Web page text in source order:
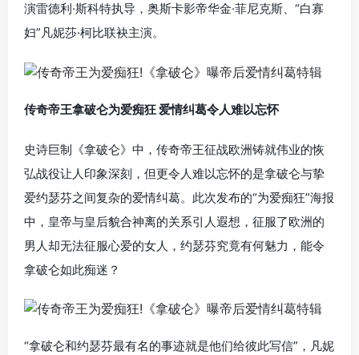
演雷德利·斯科特执导，奥斯卡影帝华金·菲尼克斯、“白寡
妇”凡妮莎·柯比联袂主演。
传奇帝王拿破仑为爱痴狂 爱情纠葛令人难以忘怀
史诗巨制《拿破仑》中，传奇帝王征战欧洲铸就伟业的恢
弘战役让人印象深刻，但更令人难以忘怀的是拿破仑与挚
爱约瑟芬之间复杂的爱情纠葛。此次发布的“为爱痴狂”海报
中，皇帝与皇后貌合神离的关系引人遐想，征服了欧洲的
男人却无法征服心爱的女人，约瑟芬究竟有何魅力，能令
拿破仑如此痴迷？
“拿破仑和约瑟芬最有名的事迹就是他们给彼此写信”，凡妮